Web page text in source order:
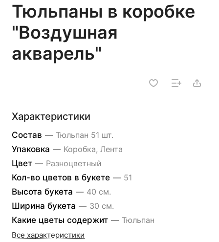
Тюльпаны в коробке
"Воздушная
акварель"
Характеристики
Состав — Тюльпан 51 шт.
Упаковка — Коробка, Лента
Цвет — Разноцветный
Кол-во цветов в букете — 51
Высота букета — 40 см.
Ширина букета — 30 см.
Какие цветы содержит — Тюльпан
Все характеристики